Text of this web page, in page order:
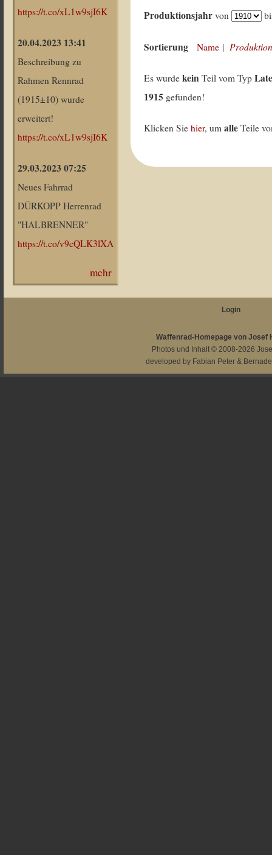
https://t.co/xL1w9sjI6K
20.04.2023 13:41
Beschreibung zu
Rahmen Rennrad
(1915±10) wurde
erweitert!
https://t.co/xL1w9sjI6K
29.03.2023 07:25
Neues Fahrrad
DÜRKOPP Herrenrad
"HALBRENNER"
https://t.co/v9cQLK3lXA
mehr
Produktionsjahr von
Sortierung Name |
Es wurdekein Teil vom Typ
1915 gefunden!
Klicken Siehier, umalle Teile
Login
Waffenrad-Homepage von Josef
Photos und Inhalt © 2008-2026
developed by Fabian Peter &